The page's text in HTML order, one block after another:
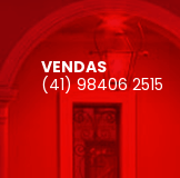
VENDAS
(41) 98406 2515